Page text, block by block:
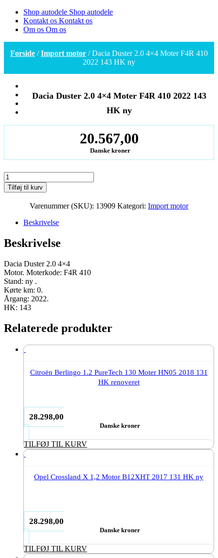
Shop autodele Shop autodele
Kontakt os Kontakt os
Om os Om os
Forside /Import motor / Dacia Duster 2.0 4×4 Moter F4R 410
2022 143 HK ny
Dacia Duster 2.0 4×4 Moter F4R 410 2022 143
HK ny
20.567,00
Danske kroner
Dacia
Duster
2.0
143
ny
antal
Tilføj til kurv
Varenummer (SKU): 13909 Kategori: Import motor
Beskrivelse
Beskrivelse
Dacia Duster 2.0 4×4
Motor. Moterkode: F4R 410
Stand: ny .
Kørte km: 0.
Årgang: 2022.
HK: 143
Relaterede produkter
Citroën Berlingo 1.2 PureTech 130 Moter HN05 2018 131
HK renoveret
28.298,00
Danske kroner
TILFØJ TIL KURV
Opel Crossland X 1,2 Motor B12XHT 2017 131 HK ny
28.298,00
Danske kroner
TILFØJ TIL KURV